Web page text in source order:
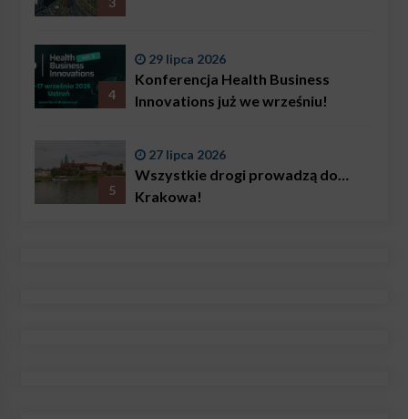
4
29 lipca 2026
Konferencja Health Business
Innovations już we wrześniu!
5
27 lipca 2026
Wszystkie drogi prowadzą do…
Krakowa!